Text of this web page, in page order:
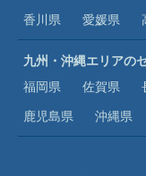
香川県
愛媛県
九州・沖縄エリアの
福岡県
佐賀県
鹿児島県
沖縄県